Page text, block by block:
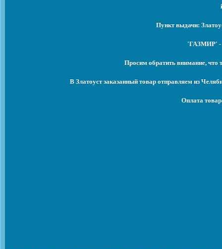
Пункт выдачи:
'ГАЗМИР' -
Просим обратить внимание, что
В Златоуст заказанный товар отправляем из
Оплата